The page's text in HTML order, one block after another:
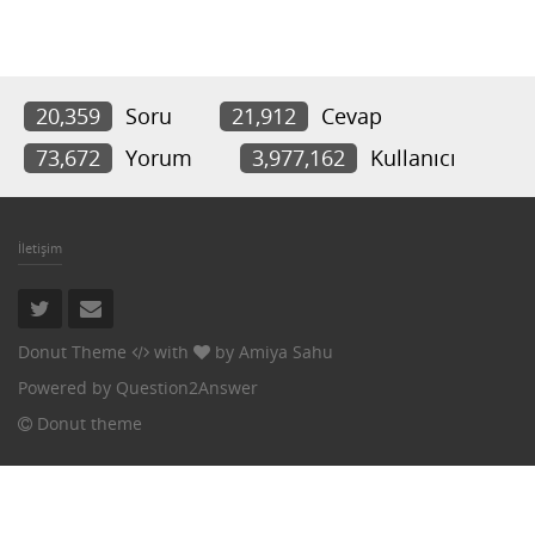
20,359 Soru 21,912
Cevap
73,672
Yorum 3,977,162 Kullanıcı
İletişim
Donut Theme with by Amiya Sahu
Powered by Question2Answer
Donut theme